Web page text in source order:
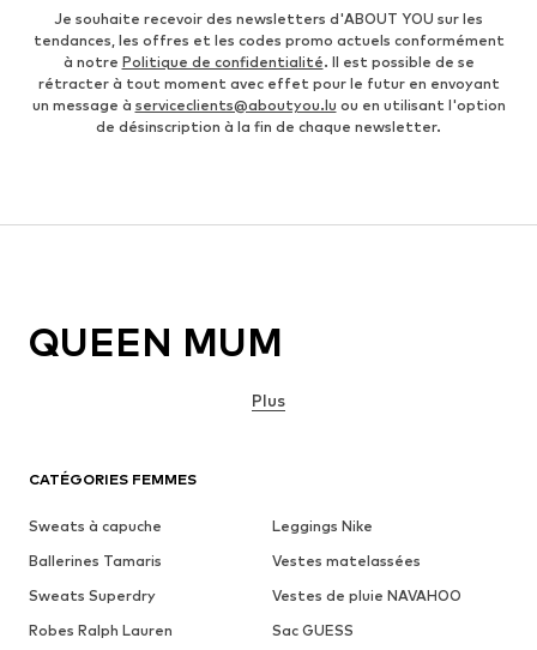
Je souhaite recevoir des newsletters d'ABOUT YOU sur les
tendances, les offres et les codes promo actuels conformément
à notre Politique de confidentialité. Il est possible de se
rétracter à tout moment avec effet pour le futur en envoyant
un message à serviceclients@aboutyou.lu ou en utilisant l'option
de désinscription à la fin de chaque newsletter.
CATÉGORIES FEMMES
Sweats à capuche
Leggings Nike
Ballerines Tamaris
Vestes matelassées
Sweats Superdry
Vestes de pluie NAVAHOO
Robes Ralph Lauren
Sac GUESS
QUEEN MUM
Plus